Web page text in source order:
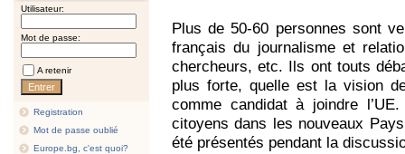
Utilisateur:
Mot de passe:
A retenir
Registration
Mot de passe oublié
Europe.bg, c'est quoi?
Plus de 50-60 personnes sont
français du journalisme et
chercheurs, etc. Ils ont touts
plus forte, quelle est la vision
comme candidat à joindre
citoyens dans les nouveaux
été présentés pendant la